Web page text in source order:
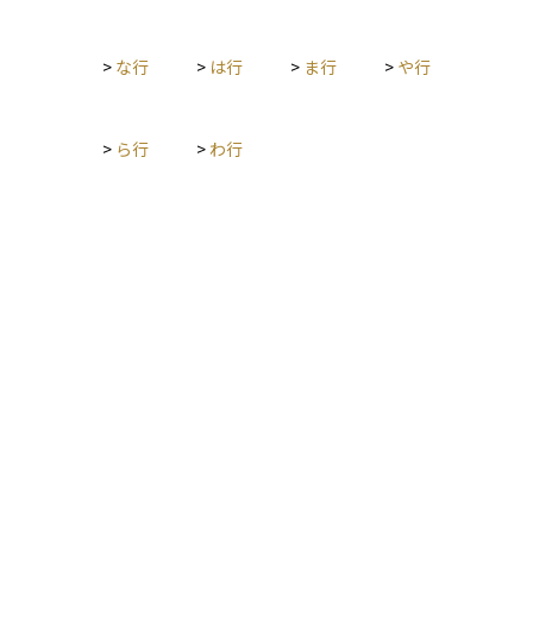
> な行 > は行 > ま行 > や行
> ら行 > わ行